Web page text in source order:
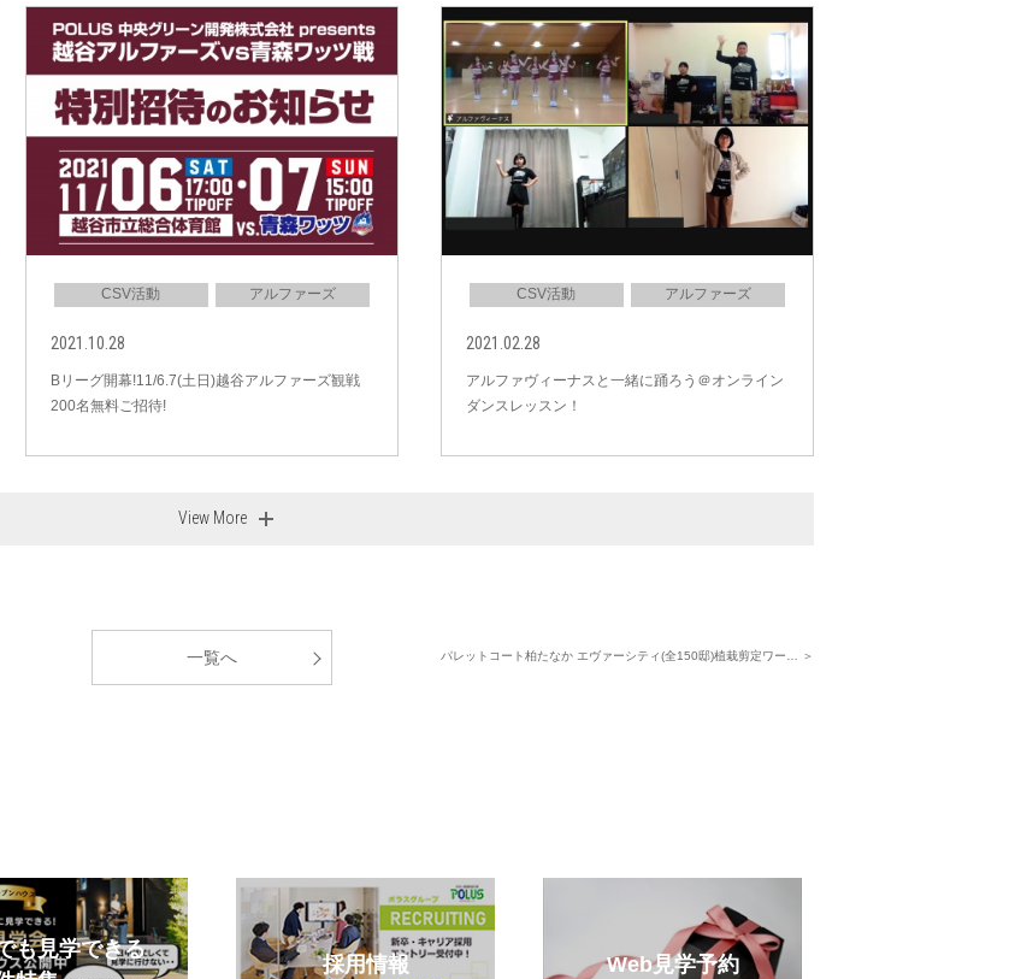
CSV活動 アルファーズ
2021.10.28
Bリーグ開幕!11/6.7(土日)越谷アルファーズ観戦
200名無料ご招待!
CSV活動 アルファーズ
2021.02.28
アルファヴィーナスと一緒に踊ろう＠オンライン
ダンスレッスン！
View More
パレットコート柏たなか エヴァーシティ(全150邸)植栽剪定ワー… ＞
一覧へ
オープンハウス モデルハウス特集 メルマガ登録